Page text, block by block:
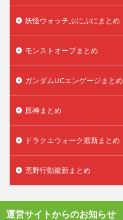
妖怪ウォッチぷにぷにまとめ
モンストオーブまとめ
ガンダムUCエンゲージまとめ
原神まとめ
ドラクエウォーク最新まとめ
荒野行動最新まとめ
運営サイトからのお知らせ